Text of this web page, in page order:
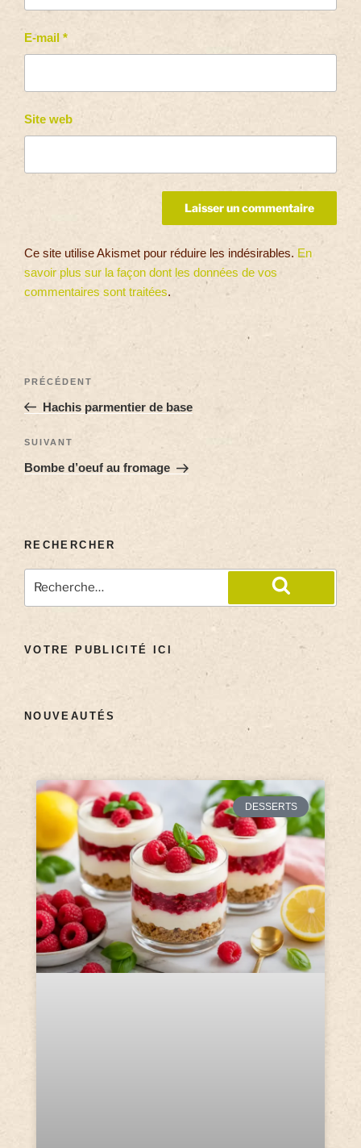
E-mail *
Site web
Ce site utilise Akismet pour réduire les indésirables. En
savoir plus sur la façon dont les données de vos
commentaires sont traitées.
PRÉCÉDENT
Hachis parmentier de base
SUIVANT
Bombe d’oeuf au fromage
RECHERCHER
VOTRE PUBLICITÉ ICI
NOUVEAUTÉS
DESSERTS